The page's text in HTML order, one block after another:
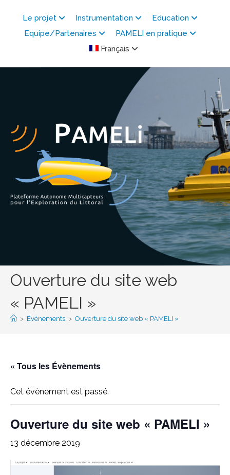
Le projet Instrumentation
Education
Equipe/Partenaires
PAMELI en pratique
Français
Ouverture du site web
« PAMELI »
> Évènements > Ouverture du site web « PAMELI »
« Tous les Évènements
Cet évènement est passé.
Ouverture du site web « PAMELI »
13 décembre 2019